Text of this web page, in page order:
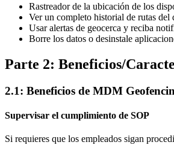
Rastreador de la ubicación de los
Ver un completo historial de rutas del
Usar alertas de geocerca y reciba
Borre los datos o desinstale
Parte 2: Beneficios/
2.1: Beneficios de MDM
Supervisar el cumplimiento de SOP
Si requieres que los empleados sigan